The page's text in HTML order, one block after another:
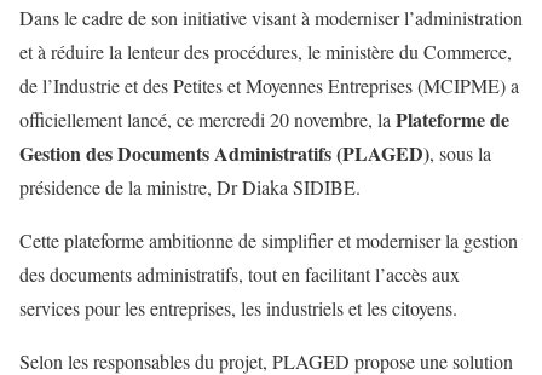
Dans le cadre de son initiative visant à moderniser l’administration
et à réduire la lenteur des procédures, le ministère du Commerce,
de l’Industrie et des Petites et Moyennes Entreprises (MCIPME) a
officiellement lancé, ce mercredi 20 novembre, la Plateforme de
Gestion des Documents Administratifs (PLAGED), sous la
présidence de la ministre, Dr Diaka SIDIBE.
Cette plateforme ambitionne de simplifier et moderniser la gestion
des documents administratifs, tout en facilitant l’accès aux
services pour les entreprises, les industriels et les citoyens.
Selon les responsables du projet, PLAGED propose une solution